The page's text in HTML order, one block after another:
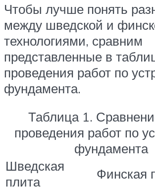
Чтобы лучше понять
между шведской и
технологиями, сравним
представленные в
проведения работ по
фундамента.
Таблица 1.
проведения работ по
фундамента
Шведская
плита
Финская